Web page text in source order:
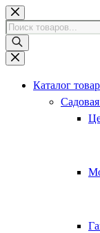
Перейти
к
сути
Поиск
товаров
Каталог